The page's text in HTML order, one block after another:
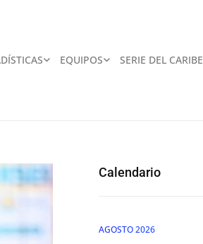
EQUIPOS SERIE DEL CARIBE
Calendario
AGOSTO 2026